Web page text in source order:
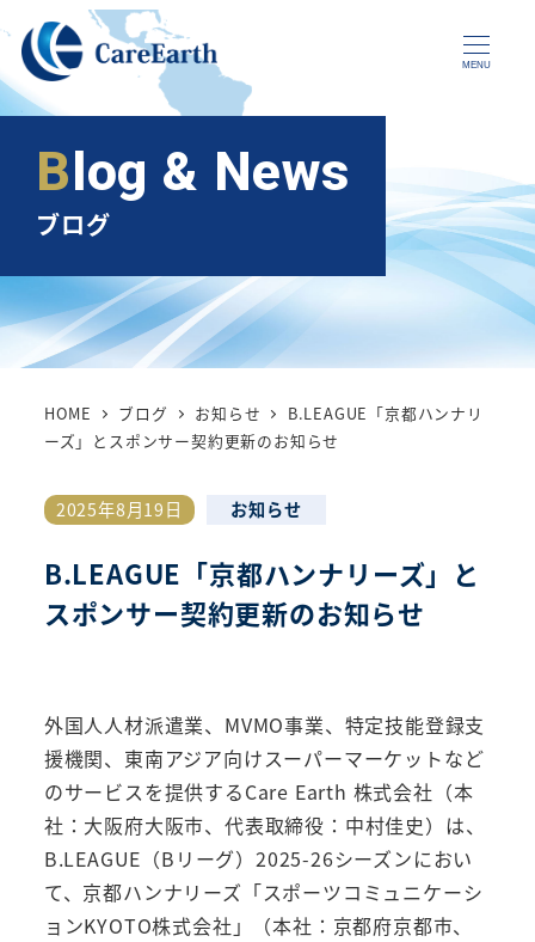
メ
イ
ン
コ
へ
移
動
MENU
Blog & News
ブログ
HOME ブログ お知らせ
B.LEAGUE「京都ハンナリ
ーズ」とスポンサー契約更新のお知らせ
B.LEAGUE「京都ハンナリーズ」と
スポンサー契約更新のお知らせ
投稿日
2025年8月19日 カテゴリー
お知らせ
外国人人材派遣業、MVMO事業、特定技能登録支
援機関、東南アジア向けスーパーマーケットなど
のサービスを提供するCare Earth 株式会社（本
社：大阪府大阪市、代表取締役：中村佳史）は、
B.LEAGUE（Bリーグ）2025-26シーズンにおい
て、京都ハンナリーズ「スポーツコミュニケーシ
ョンKYOTO株式会社」（本社：京都府京都市、